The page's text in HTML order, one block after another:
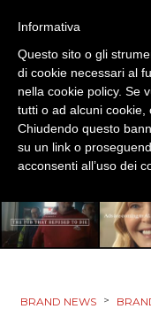
MOBILE
PRODOTTI
PUNTI VENDITA
BRAND NEWS >
Informativa
Questo sito o gli
di cookie necessari al
nella cookie policy. Se
tutti o ad alcuni cookie,
Chiudendo questo
su un link o
acconsenti all’uso dei